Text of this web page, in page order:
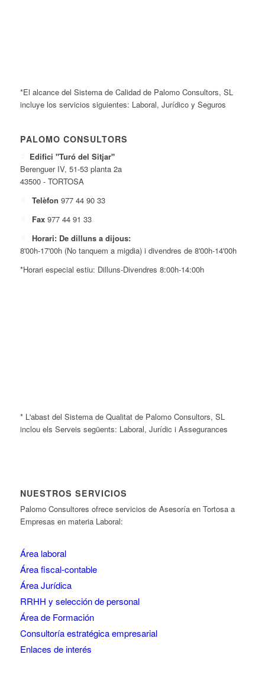
*El alcance del Sistema de Calidad de Palomo Consultors, SL
incluye los servicios siguientes: Laboral, Jurídico y Seguros
PALOMO CONSULTORS
Edifici "Turó del Sitjar"
Berenguer IV, 51-53 planta 2a
43500 - TORTOSA
Telèfon 977 44 90 33
Fax 977 44 91 33
Horari: De dilluns a dijous:
8'00h-17'00h (No tanquem a migdia) i divendres de 8'00h-14'00h
*Horari especial estiu: Dilluns-Divendres 8:00h-14:00h
* L'abast del Sistema de Qualitat de Palomo Consultors, SL
inclou els Serveis següents: Laboral, Jurídic i Assegurances
NUESTROS SERVICIOS
Palomo Consultores ofrece servicios de Asesoría en Tortosa a
Empresas en materia Laboral:
Área laboral
Área fiscal-contable
Área Jurídica
RRHH y selección de personal
Área de Formación
Consultoría estratégica empresarial
Enlaces de interés